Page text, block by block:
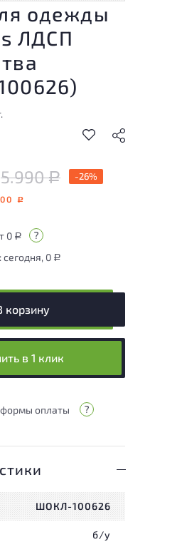
одежды
ЛДСП
)
5.990Р -26%
Р
0 Р
0 Р
корзину
в 1 клик
оплаты
ШОКЛ-100626
б/у